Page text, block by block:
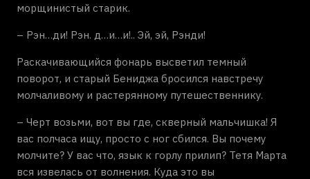
морщинистый старик.
– Рэн…ди! Рэн. д…и…и!.. Эй, эй, Рэнди!
Раскачивающийся фонарь высветил темный
поворот, и старый Бениджа бросился навстречу
молчаливому и растерянному путешественнику.
– Черт возьми, вот вы где, скверный мальчишка! Я
вас полчаса ищу, просто с ног сбился. Вы почему
молчите? У вас что, язык к горлу прилип? Тетя Марта
вся извелась от волнения. Куда это вы